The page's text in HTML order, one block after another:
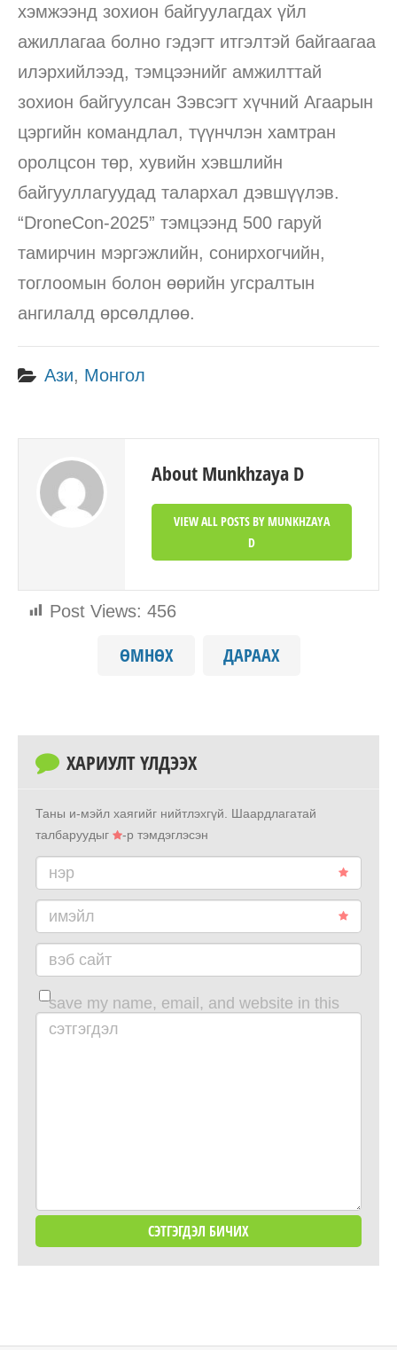
хэмжээнд зохион байгуулагдах үйл
ажиллагаа болно гэдэгт итгэлтэй байгаагаа
илэрхийлээд, тэмцээнийг амжилттай
зохион байгуулсан Зэвсэгт хүчний Агаарын
цэргийн командлал, түүнчлэн хамтран
оролцсон төр, хувийн хэвшлийн
байгууллагуудад талархал дэвшүүлэв.
“DroneCon-2025” тэмцээнд 500 гаруй
тамирчин мэргэжлийн, сонирхогчийн,
тоглоомын болон өөрийн угсралтын
ангилалд өрсөлдлөө.
Post Views: 456
Ази, Монгол
About Munkhzaya D
VIEW ALL POSTS BY MUNKHZAYA
D
ӨМНӨХ ДАРААХ
ХАРИУЛТ ҮЛДЭЭХ
Таны и-мэйл хаягийг нийтлэхгүй.
Шаардлагатай
талбаруудыг
-р тэмдэглэсэн
нэр
имэйл
вэб сайт
save my name, email, and website in this
browser for the next time i comment.
сэтгэгдэл